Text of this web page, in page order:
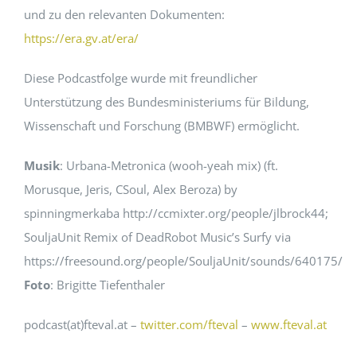
und zu den relevanten Dokumenten:
https://era.gv.at/era/
Diese Podcastfolge wurde mit freundlicher
Unterstützung des Bundesministeriums für Bildung,
Wissenschaft und Forschung (BMBWF) ermöglicht.
Musik: Urbana-Metronica (wooh-yeah mix) (ft.
Morusque, Jeris, CSoul, Alex Beroza) by
spinningmerkaba http://ccmixter.org/people/jlbrock44;
SouljaUnit Remix of DeadRobot Music’s Surfy via
https://freesound.org/people/SouljaUnit/sounds/640175/
Foto: Brigitte Tiefenthaler
podcast(at)fteval.at – twitter.com/fteval – www.fteval.at